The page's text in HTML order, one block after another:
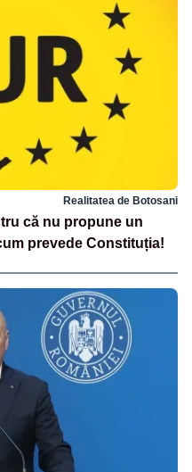
Realitatea de Botosani
că nu propune un
prevede Constituția!